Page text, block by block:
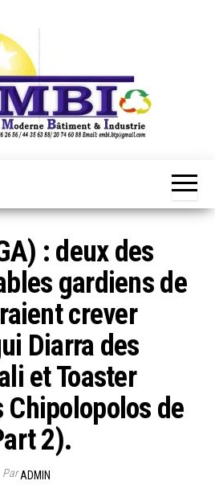
: deux des
gardiens de
crever
Diarra des
et Toaster
Chipolopolos de
2).
ParADMIN